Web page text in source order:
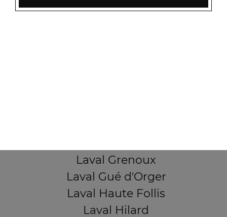
Laval Beauregard
Laval Grenoux
Laval Gué d'Orger
Laval Haute Follis
Laval Hilard